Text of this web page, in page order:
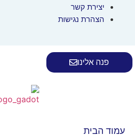
יצירת קשר
הצהרת נגישות
פנה אלינו
עמוד הבית